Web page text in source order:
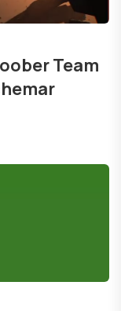
Team